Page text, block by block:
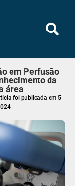
em Perfusão
da
área
foi publicada em 5